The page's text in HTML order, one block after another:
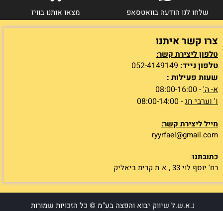
שלחו לנו הודעה בוואטסאפ מצאו אותנו בוויז
צרו קשר איתנו
טלפון ליצירת קשר:
טלפון נייד:
שעות פעילות :
א- ה'- 08:00-16:00
ו' וערבי חג- 08:00-14:00
מייל ליצירת קשר:
ryyrfael@gmail.com
כתובתנו:
רח' יוסף לוי 33 , א"ת קרית ביאליק
נ.א.ש.ל שיווק יבוא והפצה בע"מ © כל הזכויות שמורות